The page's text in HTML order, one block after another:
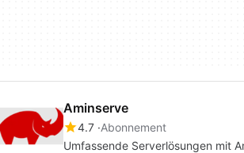
Aminserve
4.7 Abonnement
Umfassende Serverlösungen mit